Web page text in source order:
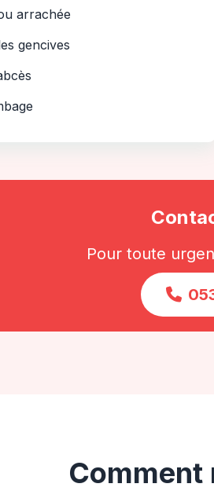
arrachée
gencives
Pour toute
Comment